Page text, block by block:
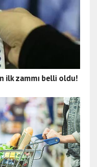
ilk zammı belli oldu!